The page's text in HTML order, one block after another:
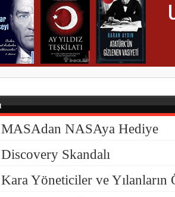
MASAdan NASAya Hediye
Discovery Skandalı
Kara Yöneticiler ve Yılanların